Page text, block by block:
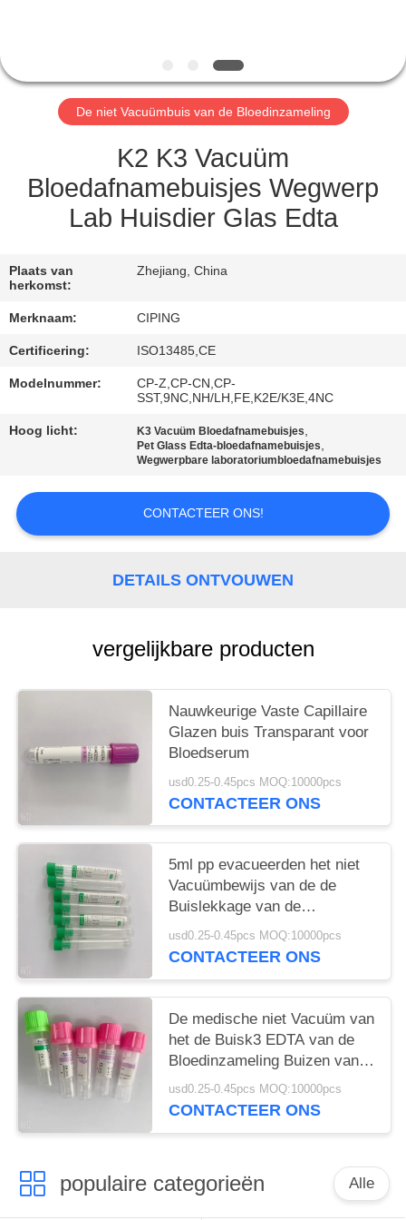
VERZOEK
CITAAT
PRIVACY
POLICY
De niet Vacuümbuis van de Bloedinzameling
K2 K3 Vacuüm
Bloedafnamebuisjes Wegwerp
Lab Huisdier Glas Edta
Plaats van
herkomst:
Zhejiang, China
Merknaam: CIPING
Certificering: ISO13485,CE
Modelnummer:
CP-Z,CP-CN,CP-
SST,9NC,NH/LH,FE,K2E/K3E,4NC
Hoog licht: K3 Vacuüm Bloedafnamebuisjes,
Pet Glass Edta-bloedafnamebuisjes,
Wegwerpbare laboratoriumbloedafnamebuisjes
CONTACTEER ONS!
DETAILS ONTVOUWEN
vergelijkbare producten
Nauwkeurige Vaste Capillaire
Glazen buis Transparant voor
Bloedserum
usd0.25-0.45pcs MOQ:10000pcs
CONTACTEER ONS
5ml pp evacueerden het niet
Vacuümbewijs van de de
Buislekkage van de
Bloedinzameling
usd0.25-0.45pcs MOQ:10000pcs
CONTACTEER ONS
De medische niet Vacuüm van
het de Buisk3 EDTA van de
Bloedinzameling Buizen van
de het Bloedinzameling
usd0.25-0.45pcs MOQ:10000pcs
CONTACTEER ONS
populaire categorieën Alle